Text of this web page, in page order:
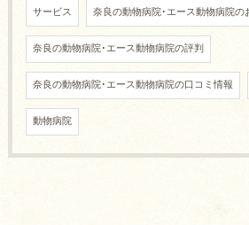
サービス 奈良の動物病院･エース動物病院の
奈良の動物病院･エース動物病院の評判
奈良の動物病院･エース動物病院の口コミ情報
動物病院